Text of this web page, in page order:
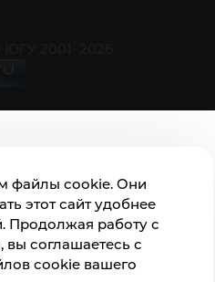
файлы cookie. Они
этот сайт удобнее
Продолжая работу с
вы соглашаетесь с
cookie вашего